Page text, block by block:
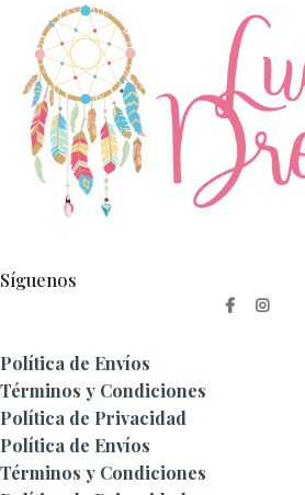
Síguenos
Política de Envíos
Términos y Condiciones
Política de Privacidad
Política de Envíos
Términos y Condiciones